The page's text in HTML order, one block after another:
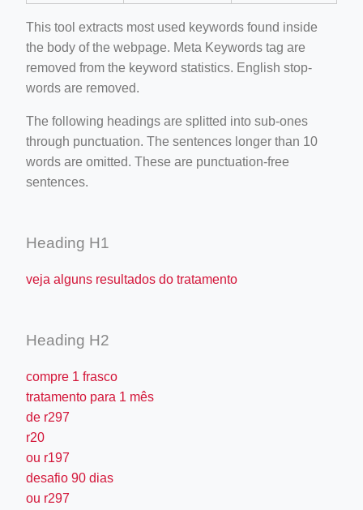
This tool extracts most used keywords found inside
the body of the webpage. Meta Keywords tag are
removed from the keyword statistics. English stop-
words are removed.
The following headings are splitted into sub-ones
through punctuation. The sentences longer than 10
words are omitted. These are punctuation-free
sentences.
Heading H1
veja alguns resultados do tratamento
Heading H2
compre 1 frasco
tratamento para 1 mês
de r297
r20
ou r197
desafio 90 dias
ou r297